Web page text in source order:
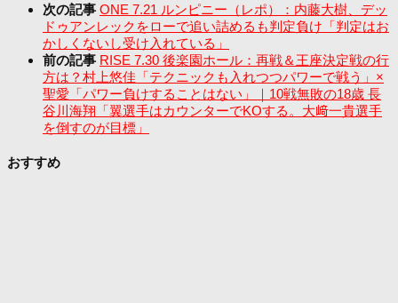
次の記事 ONE 7.21 ルンピニー（レポ）：内藤大樹、デッ
ドゥアンレックをローで追い詰めるも判定負け「判定はお
かしくないし受け入れている」
前の記事 RISE 7.30 後楽園ホール：再戦＆王座決定戦の行
方は？村上悠佳「テクニックも入れつつパワーで戦う」×
聖愛「パワー負けすることはない」｜10戦無敗の18歳 長
谷川海翔「翼選手はカウンターでKOする。大﨑一貴選手
を倒すのが目標」
おすすめ